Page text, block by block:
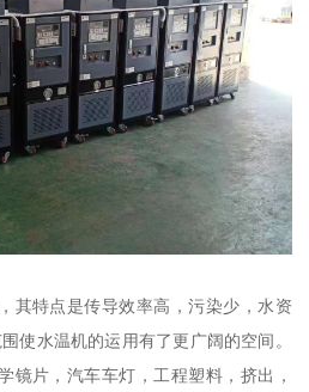
其特点是传导效率高，污染少，水资
使水温机的运用有了更广阔的空间。
镜片，汽车车灯，工程塑料，挤出，